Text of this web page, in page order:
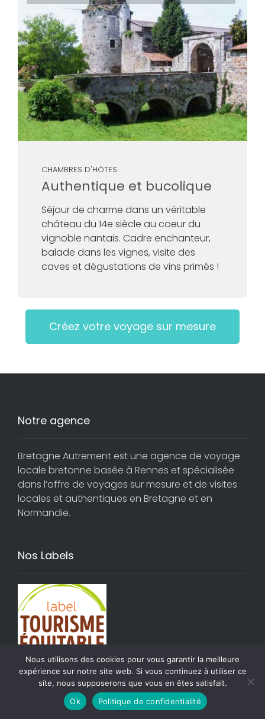
CHAMBRES D'HÔTES
Authentique et bucolique
Séjour de charme dans un véritable
château du 14e siècle au coeur du
vignoble nantais. Cadre enchanteur,
balade dans les vignes, visite des
caves et dégustations de vins primés !
Créez votre voyage sur mesure
Notre agence
Bretagne Autrement est une agence de voyage
locale bretonne basée à Rennes et spécialisée
dans l’offre de voyages sur mesure et de visites
locales et authentiques en Bretagne et en
Normandie.
Nos Labels
Immatriculations et garanties
Nous utilisons des cookies pour vous garantir la meilleure
expérience sur notre site web. Si vous continuez à utiliser ce
site, nous supposerons que vous en êtes satisfait.
Ok
Politique de confidentialité